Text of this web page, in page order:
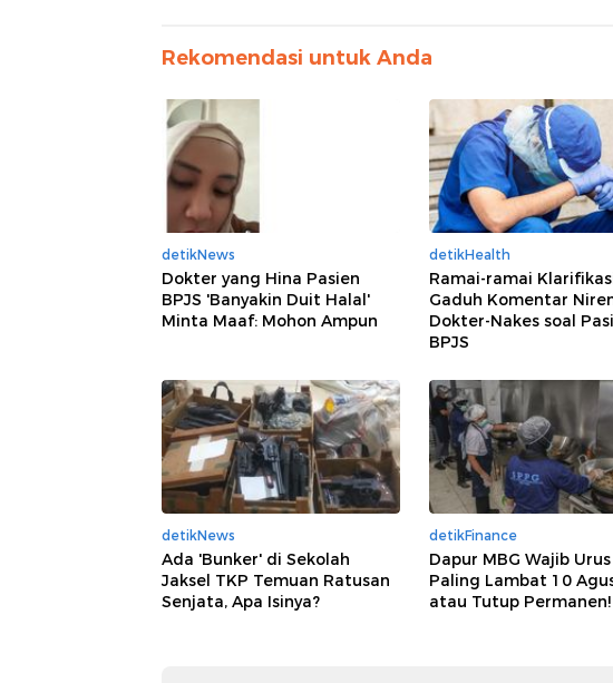
Rekomendasi untuk Anda
detikNews
Dokter yang Hina Pasien
BPJS 'Banyakin Duit Halal'
Minta Maaf: Mohon Ampun
detikHealth
Ramai-ramai
Gaduh Komentar
Dokter-Nakes soal
BPJS
detikNews
Ada 'Bunker' di Sekolah
Jaksel TKP Temuan Ratusan
Senjata, Apa Isinya?
detikFinance
Dapur MBG Wajib Urus
Paling Lambat 10
atau Tutup Permanen!